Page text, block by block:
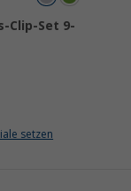
Clip-Set 9-
setzen